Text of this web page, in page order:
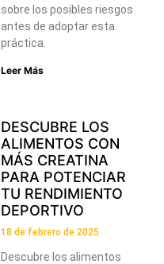
sobre los posibles riesgos
antes de adoptar esta
práctica.
Leer Más
DESCUBRE LOS
ALIMENTOS CON
MÁS CREATINA
PARA POTENCIAR
TU RENDIMIENTO
DEPORTIVO
18 de febrero de 2025
Descubre los alimentos